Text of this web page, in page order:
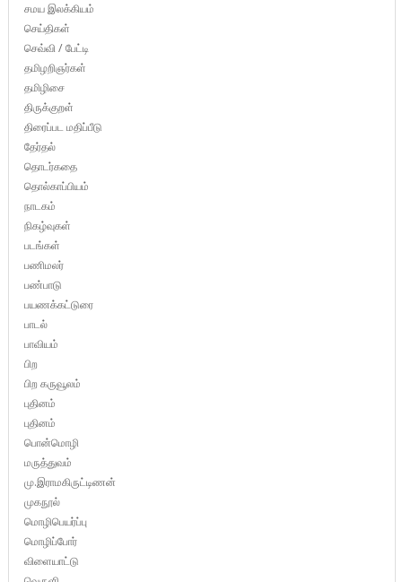
சமய இலக்கியம்
செய்திகள்
செவ்வி / பேட்டி
தமிழறிஞர்கள்
தமிழிசை
திருக்குறள்
திரைப்பட மதிப்பீடு
தேர்தல்
தொடர்கதை
தொல்காப்பியம்
நாடகம்
நிகழ்வுகள்
படங்கள்
பணிமலர்
பண்பாடு
பயணக்கட்டுரை
பாடல்
பாவியம்
பிற
பிற கருவூலம்
புதினம்
புதினம்
பொன்மொழி
மருத்துவம்
மு.இராமகிருட்டிணன்
முகநூல்
மொழிபெயர்ப்பு
மொழிப்போர்
விளையாட்டு